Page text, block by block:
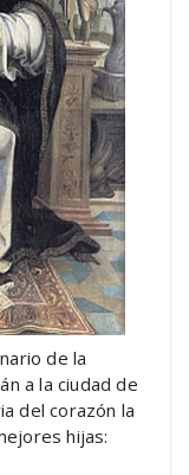
de la
a la ciudad de
del corazón la
hijas: